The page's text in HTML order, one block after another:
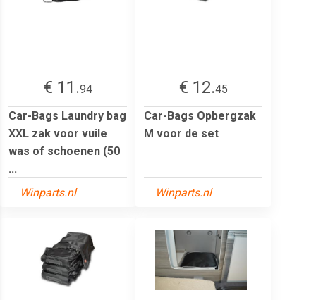
€ 11.94
Car-Bags Laundry bag
XXL zak voor vuile
was of schoenen (50
...
Winparts.nl
€ 12.45
Car-Bags Opbergzak
M voor de set
Winparts.nl